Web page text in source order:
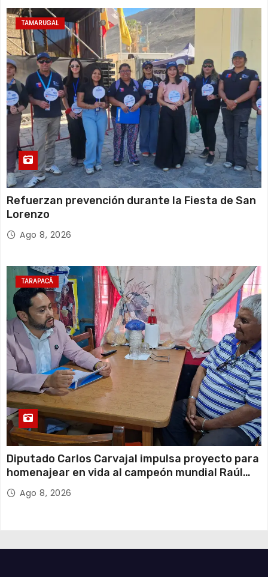
TAMARUGAL
Refuerzan prevención durante la Fiesta de San
Lorenzo
Ago 8, 2026
TARAPACÁ
Diputado Carlos Carvajal impulsa proyecto para
homenajear en vida al campeón mundial Raúl
Choque
Ago 8, 2026